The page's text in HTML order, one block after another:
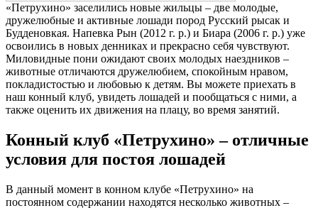
«Петрухино» заселились новые жильцы – две молодые,
дружелюбные и активные лошади пород Русский рысак и
Будденовкая. Напевка Рын (2012 г. р.) и Биара (2006 г. р.) уже
освоились в новых денниках и прекрасно себя чувствуют.
Миловидные пони ожидают своих молодых наездников –
животные отличаются дружелюбием, спокойным нравом,
покладистостью и любовью к детям. Вы можете приехать в
наш конный клуб, увидеть лошадей и пообщаться с ними, а
также оценить их движения на плацу, во время занятий.
Конный клуб «Петрухино» – отличные
условия для постоя лошадей
В данный момент в конном клубе «Петрухино» на
постоянном содержании находятся несколько животных –